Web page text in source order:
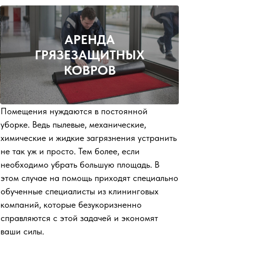
АРЕНДА
ГРЯЗЕЗАЩИТНЫХ
КОВРОВ
Помещения нуждаются в постоянной
уборке. Ведь пылевые, механические,
химические и жидкие загрязнения устранить
не так уж и просто. Тем более, если
необходимо убрать большую площадь. В
этом случае на помощь приходят специально
обученные специалисты из клининговых
компаний, которые безукоризненно
справляются с этой задачей и экономят
ваши силы.